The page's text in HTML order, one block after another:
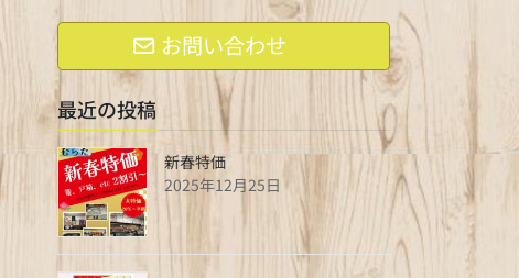
お問い合わせ
最近の投稿
新春特価
2025年12月25日